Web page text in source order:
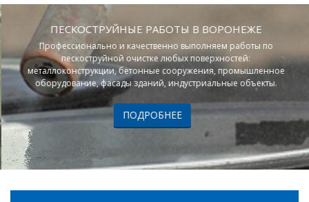
ПЕСКОСТРУЙНЫЕ РАБОТЫ В ВОРОНЕЖЕ
Профессионально и качественно выполняем работы по
пескоструйной очистке любых поверхностей:
металлоконструкции, бетонные сооружения, промышленное
оборудование, фасады зданий, индустриальные объекты.
ПОДРОБНЕЕ